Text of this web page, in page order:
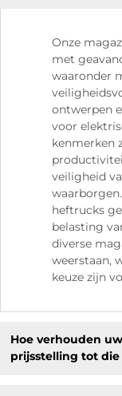
Onze
met
waaronder
ontwerpen
voor
kenmerken
veiligheid
heftrucks
belasting
diverse
weerstaan,
keuze zijn
Hoe verhouden
prijsstelling tot